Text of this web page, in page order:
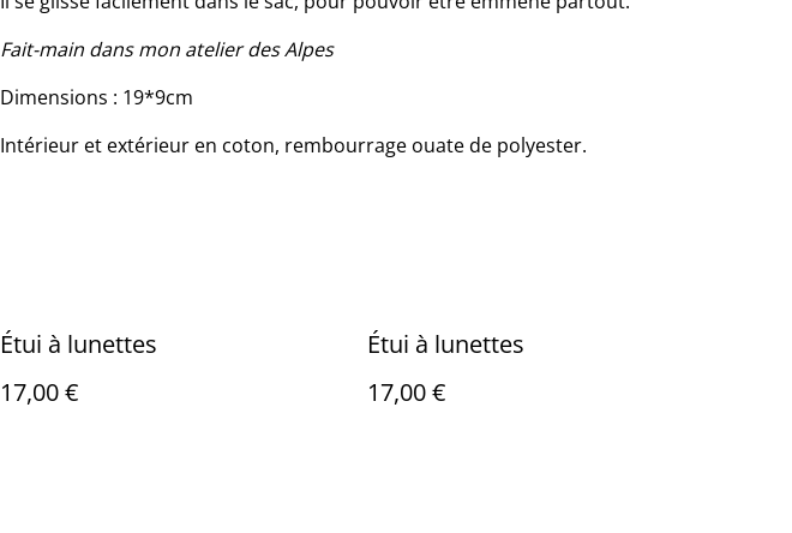
Fait-main dans mon atelier des Alpes
Dimensions : 19*9cm
Intérieur et extérieur en coton, rembourrage ouate de polyester.
Étui à lunettes
17,00 €
Étui à lunettes
17,00 €